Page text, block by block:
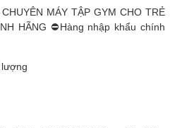
MÁY TẬP GYM CHO TRẺ
HÃNG ⛔Hàng nhập khẩu chính
lượng